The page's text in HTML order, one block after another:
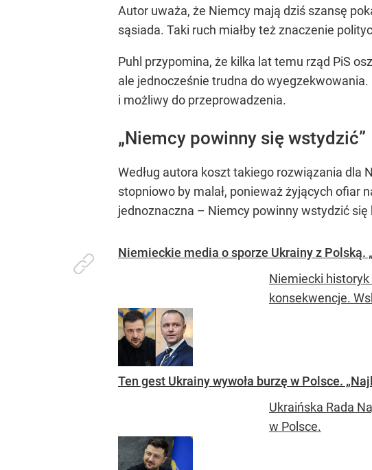
Autor uważa, że Niemcy mają dziś szansę
sąsiada. Taki ruch miałby też znaczenie
Puhl przypomina, że kilka lat temu rząd PiS
ale jednocześnie trudna do
i możliwy do przeprowadzenia.
„Niemcy powinny się wstydzić”
Według autora koszt takiego rozwiązania dla
stopniowo by malał, ponieważ żyjących ofiar
jednoznaczna – Niemcy powinny wstydzić
Niemieckie media o sporze Ukrainy z Polską.
Niemiecki historyk
konsekwencje.
Ten gest Ukrainy wywoła burzę w Polsce.
Ukraińska Rada
w Polsce.